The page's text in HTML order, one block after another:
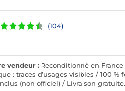
(104)
vendeur : Reconditionné en
: traces d’usages visibles / 100
(non officiel) / Livraison gratuite.